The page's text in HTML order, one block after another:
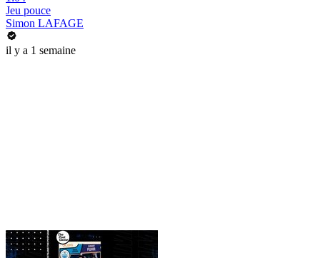
Jeu pouce
Simon LAFAGE
il y a 1 semaine